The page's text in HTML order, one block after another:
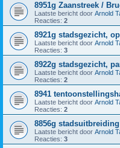
8951g Zaanstreek /
Laatste bericht door Arnold
Reacties: 2
8921g stadsgezicht,
Laatste bericht door Arnold
Reacties: 3
8922g stadsgezicht,
Laatste bericht door Arnold
Reacties: 2
8941
Laatste bericht door Arnold
Reacties: 2
8856g
Laatste bericht door Arnold
Reacties: 3